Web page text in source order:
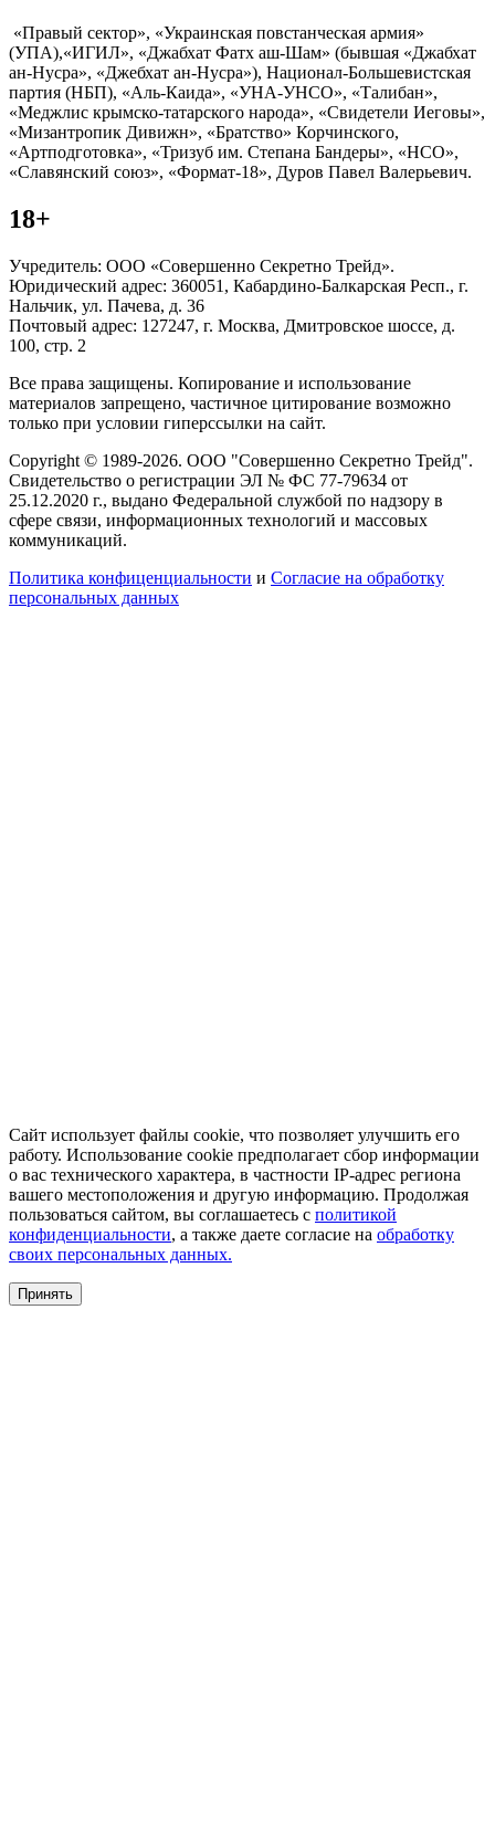
«Правый сектор», «Украинская повстанческая армия»
(УПА),«ИГИЛ», «Джабхат Фатх аш-Шам» (бывшая «Джабхат
ан-Нусра», «Джебхат ан-Нусра»), Национал-Большевистская
партия (НБП), «Аль-Каида», «УНА-УНСО», «Талибан»,
«Меджлис крымско-татарского народа», «Свидетели Иеговы»,
«Мизантропик Дивижн», «Братство» Корчинского,
«Артподготовка», «Тризуб им. Степана Бандеры», «НСО»,
«Славянский союз», «Формат-18», Дуров Павел Валерьевич.
18+
Учредитель: ООО «Совершенно Секретно Трейд».
Юридический адрес: 360051, Кабардино-Балкарская Респ., г.
Нальчик, ул. Пачева, д. 36
Почтовый адрес: 127247, г. Москва, Дмитровское шоссе, д.
100, стр. 2
Все права защищены. Копирование и использование
материалов запрещено, частичное цитирование возможно
только при условии гиперссылки на сайт.
Copyright © 1989-2026. ООО "Совершенно Секретно Трейд".
Свидетельство о регистрации ЭЛ № ФС 77-79634 от
25.12.2020 г., выдано Федеральной службой по надзору в
сфере связи, информационных технологий и массовых
коммуникаций.
Политика конфиценциальности и Согласие на обработку
персональных данных
Сайт использует файлы cookie, что позволяет улучшить его
работу. Использование cookie предполагает сбор информации
о вас технического характера, в частности IP-адрес региона
вашего местоположения и другую информацию. Продолжая
пользоваться сайтом, вы соглашаетесь с политикой
конфиденциальности, а также даете согласие на обработку
своих персональных данных.
Принять